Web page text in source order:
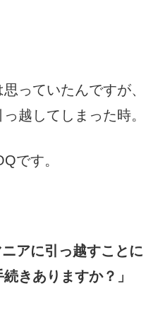
っていたんですが、
越してしまった時。
です。
アに引っ越すことに
きありますか？」